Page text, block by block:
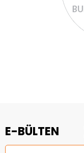
E-BÜLTEN